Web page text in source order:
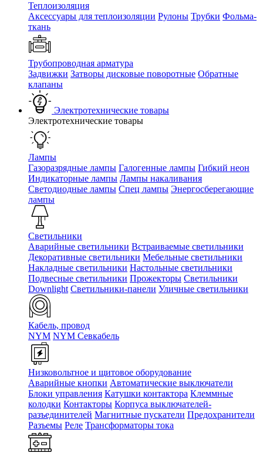
Теплоизоляция
Аксессуары для теплоизоляции Рулоны Трубки Фольма-
ткань
Трубопроводная арматура
Задвижки Затворы дисковые поворотные Обратные
клапаны
Электротехнические товары
Электротехнические товары
Лампы
Газоразрядные лампы Галогенные лампы Гибкий неон
Индикаторные лампы Лампы накаливания
Светодиодные лампы Спец лампы Энергосберегающие
лампы
Светильники
Аварийные светильники Встраиваемые светильники
Декоративные светильники Мебельные светильники
Накладные светильники Настольные светильники
Подвесные светильники Прожекторы Светильники
Downlight Светильники-панели Уличные светильники
Кабель, провод
NYM NYM Севкабель
Низковольтное и щитовое оборудование
Аварийные кнопки Автоматические выключатели
Блоки управления Катушки контактора Клеммные
колодки Контакторы Корпуса выключателей-
разъединителей Магнитные пускатели Предохранители
Разъемы Реле Трансформаторы тока